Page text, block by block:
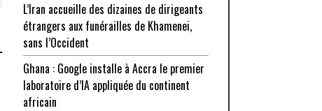
L’Iran accueille des dizaines de dirigeants
étrangers aux funérailles de Khamenei,
sans l’Occident
Ghana : Google installe à Accra le premier
laboratoire d’IA appliquée du continent
africain